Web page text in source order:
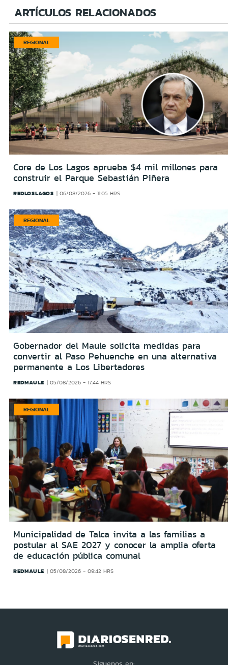
ARTÍCULOS RELACIONADOS
REGIONAL
Core de Los Lagos aprueba $4 mil millones para
construir el Parque Sebastián Piñera
REDLOSLAGOS 06/08/2026 - 11:05 HRS
REGIONAL
Gobernador del Maule solicita medidas para
convertir al Paso Pehuenche en una alternativa
permanente a Los Libertadores
REDMAULE 05/08/2026 - 17:44 HRS
REGIONAL
Municipalidad de Talca invita a las familias a
postular al SAE 2027 y conocer la amplia oferta
de educación pública comunal
REDMAULE 05/08/2026 - 09:42 HRS